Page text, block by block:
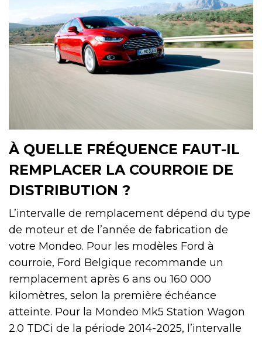
À QUELLE FRÉQUENCE FAUT-IL
REMPLACER LA COURROIE DE
DISTRIBUTION ?
L’intervalle de remplacement dépend du type
de moteur et de l’année de fabrication de
votre Mondeo. Pour les modèles Ford à
courroie, Ford Belgique recommande un
remplacement après 6 ans ou 160 000
kilomètres, selon la première échéance
atteinte. Pour la Mondeo Mk5 Station Wagon
2.0 TDCi de la période 2014-2025, l’intervalle